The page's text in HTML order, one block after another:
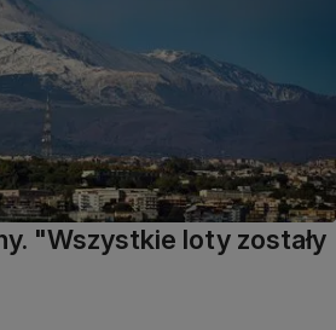
"Wszystkie loty zostały